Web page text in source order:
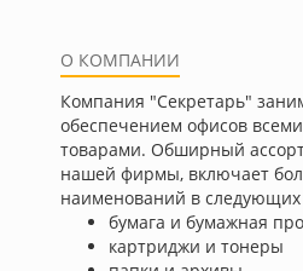
О КОМПАНИИ
Компания "Секретарь"
обеспечением офисов
товарами. Обширный
нашей фирмы, включает
наименований в следующих
бумага и бумажная
картриджи и тонеры